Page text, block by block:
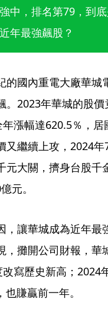
中，排名第79，到底
年最強飆股？
的國內重電大廠華城
。2023年華城的股價
漲幅達620.5％，居
又繼續上攻，2024
元大關，擠身台股千
元。
，讓華城成為近年最
，攤開公司財報，華
寫歷史新高；2024
賺贏前一年。